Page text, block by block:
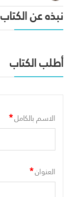
نبذه عن الكتاب
أطلب الكتاب
الاسم بالكامل*
العنوان*